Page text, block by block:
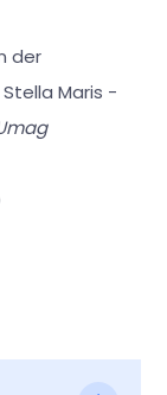
der
Maris -